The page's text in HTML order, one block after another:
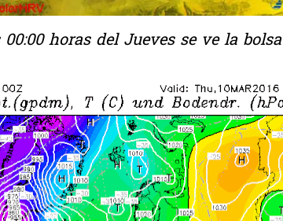
horas del Jueves se ve la bolsa